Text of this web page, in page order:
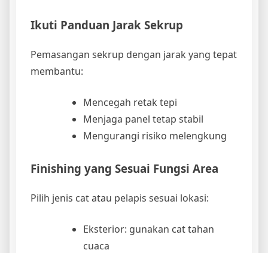
Ikuti Panduan Jarak Sekrup
Pemasangan sekrup dengan jarak yang tepat
membantu:
Mencegah retak tepi
Menjaga panel tetap stabil
Mengurangi risiko melengkung
Finishing yang Sesuai Fungsi Area
Pilih jenis cat atau pelapis sesuai lokasi:
Eksterior: gunakan cat tahan
cuaca